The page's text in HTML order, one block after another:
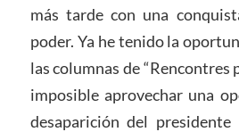
más tarde con una
poder. Ya he tenido la
las columnas de “Rencontres
imposible aprovechar una
desaparición del